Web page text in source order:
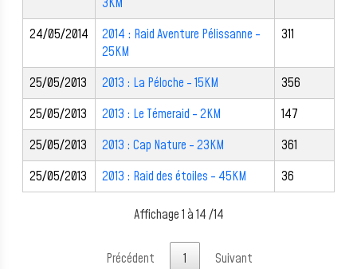
24/05/2014
2014 : Raid Aventure Pélissanne -
25KM
311
25/05/2013 2013 : La Péloche - 15KM
356
25/05/2013
2013 : Le Témeraid - 2KM
147
25/05/2013
2013 : Cap Nature - 23KM
361
25/05/2013
2013 : Raid des étoiles - 45KM 36
Affichage 1 à 14 /14
Précédent 1 Suivant